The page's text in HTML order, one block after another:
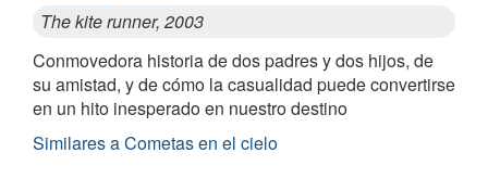
The kite runner, 2003
Conmovedora historia de dos padres y dos hijos, de
su amistad, y de cómo la casualidad puede convertirse
en un hito inesperado en nuestro destino
Similares a Cometas en el cielo